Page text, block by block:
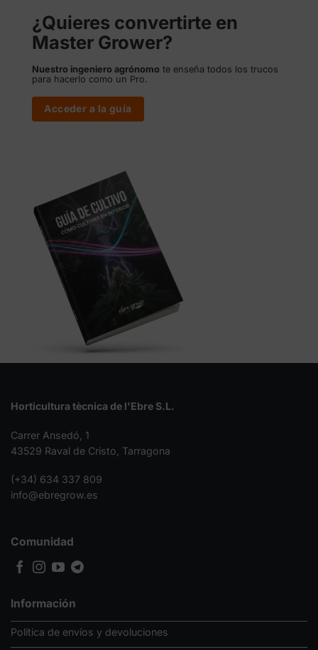
¿Quieres convertirte en
Master Grower?
Nuestro ingeniero agrónomo te enseña todos los trucos
para hacerlo como un Pro.
Acceder a la guía
Horticultura tècnica de l'Ebre S.L.
Carrer Ansedó, 1
43529 Raval de Cristo, Tarragona
(+34) 634 337 809
info@ebregrow.es
Información
Política de envíos y devoluciones
Comunidad